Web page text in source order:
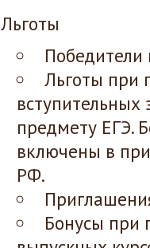
Льготы
Льготы при
предмету ЕГЭ.
включены в
РФ.
Бонусы при